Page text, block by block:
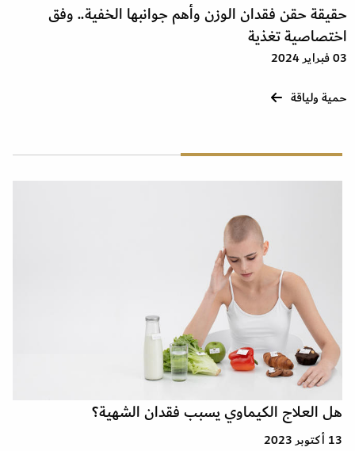
حقيقة حقن فقدان الوزن وأهم جوانبها الخفية.. وفق
اختصاصية تغذية
03 فبراير 2024
حمية ولياقة
هل العلاج الكيماوي يسبب فقدان الشهية؟
13 أكتوبر 2023